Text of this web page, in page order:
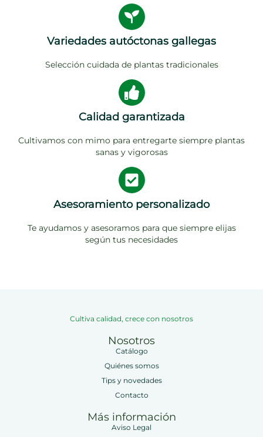
Variedades autóctonas gallegas
Selección cuidada de plantas tradicionales
Calidad garantizada
Cultivamos con mimo para entregarte siempre plantas
sanas y vigorosas
Asesoramiento personalizado
Te ayudamos y asesoramos para que siempre elijas
según tus necesidades
Cultiva calidad, crece con nosotros
Nosotros
Catálogo
Quiénes somos
Tips y novedades
Contacto
Más información
Aviso Legal